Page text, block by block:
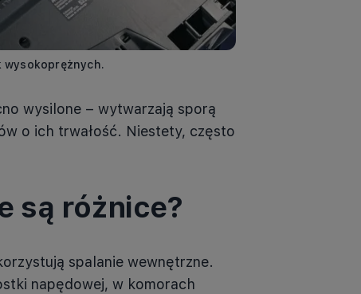
wysokoprężnych.
wysilone – wytwarzają sporą
o ich trwałość. Niestety, często
są różnice?
spalanie wewnętrzne.
napędowej, w komorach